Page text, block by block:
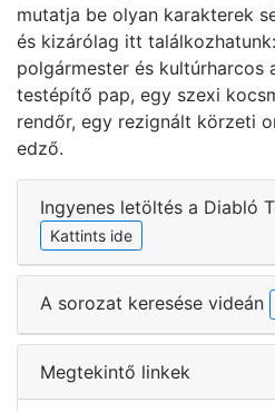
mutatja be olyan karakterek
és kizárólag itt
polgármester és kultúrharcos
testépítő pap, egy szexi
rendőr, egy rezignált körzeti
edző.
Ingyenes letöltés a Diabló
Kattints ide
A sorozat keresése videán
Megtekintő linkek